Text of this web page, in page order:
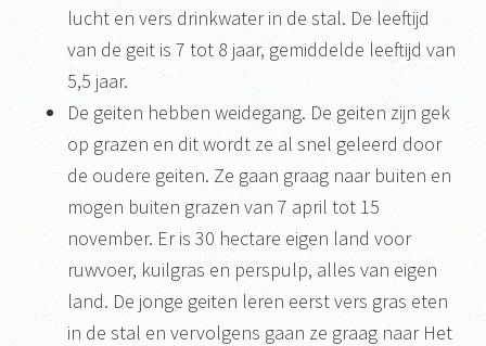
lucht en vers drinkwater in de stal. De leeftijd
van de geit is 7 tot 8 jaar, gemiddelde leeftijd van
5,5 jaar.
De geiten hebben weidegang. De geiten zijn gek
op grazen en dit wordt ze al snel geleerd door
de oudere geiten. Ze gaan graag naar buiten en
mogen buiten grazen van 7 april tot 15
november. Er is 30 hectare eigen land voor
ruwvoer, kuilgras en perspulp, alles van eigen
land. De jonge geiten leren eerst vers gras eten
in de stal en vervolgens gaan ze graag naar Het